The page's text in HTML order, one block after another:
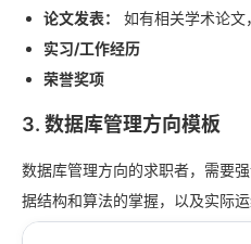
论文发表：
如有相关学术论文
实习/工作经历
荣誉奖项
3. 数据库管理方向模板
数据库管理方向的求职者，需要
据结构和算法的掌握，以及实际运